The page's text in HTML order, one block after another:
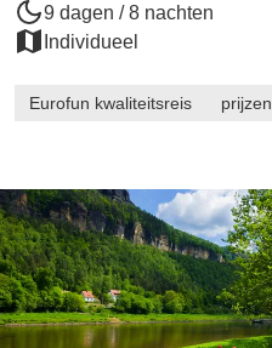
9 dagen / 8 nachten
Individueel
Eurofun kwaliteitsreis